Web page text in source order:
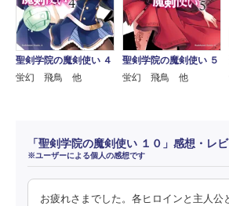
聖剣学院の魔剣使い ４
蛍幻 飛鳥 他
聖剣学院の魔剣使い ５
蛍幻 飛鳥 他
「聖剣学院の魔剣使い １０」感想・レ
※ユーザーによる個人の感想です
お疲れさまでした。各ヒロインと主人公